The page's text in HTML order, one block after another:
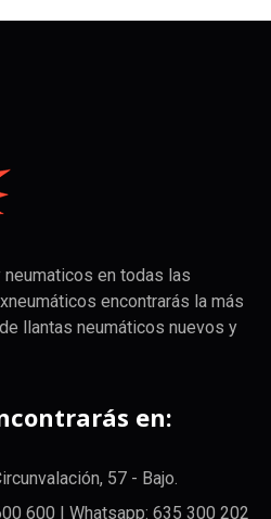
neumaticos en todas las
encontrarás la más
llantas neumáticos nuevos y
en:
57 - Bajo.
600 | Whatsapp: 635 300 202